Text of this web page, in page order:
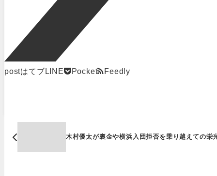
postはてブ LINE Pocket Feedly
木村優太が裏金や横浜入団拒否を乗り越えての栄